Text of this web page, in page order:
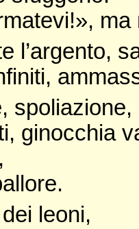
l’argento,
ginocchia
leoni,